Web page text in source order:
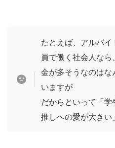
たとえば、アルバ
員で働く社会人な
金が多そうなのは
いますが
だからといって「
推しへの愛が大き